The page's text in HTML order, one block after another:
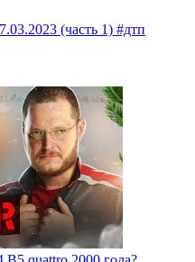
(часть 1) #дтп